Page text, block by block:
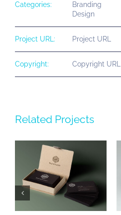
Categories:
Branding
Design
Project URL: Project URL
Copyright: Copyright URL
Related Projects